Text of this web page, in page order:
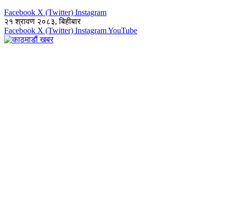
Facebook X (Twitter) Instagram
२१ श्रावण २०८३, बिहीबार
Facebook X (Twitter) InstagramYouTube